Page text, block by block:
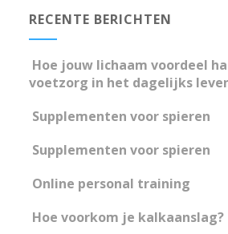
RECENTE BERICHTEN
Hoe jouw lichaam voordeel
voetzorg in het dagelijks
Supplementen voor spieren
Supplementen voor spieren
Online personal training
Hoe voorkom je kalkaanslag?